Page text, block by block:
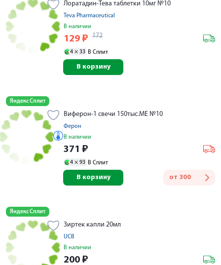
Лоратадин-Тева таблетки 10мг №10
Teva Pharmaceutical
В наличии
129 ₽ 172
4 × 33 В Сплит
В корзину
Яндекс Сплит
Виферон-1 свечи 150тыс.МЕ №10
Ферон
В наличии
371 ₽
4 × 93 В Сплит
от 300
В корзину
Яндекс Сплит
Зиртек капли 20мл
UCB
В наличии
200 ₽